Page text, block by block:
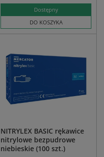
Dostępny
DO KOSZYKA
NITRYLEX BASIC rękawice
nitrylowe bezpudrowe
niebieskie (100 szt.)